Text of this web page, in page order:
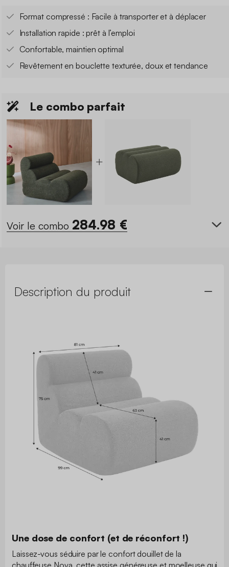
Format compressé : Facile à transporter et à déplacer
Installation rapide : prêt à l’emploi
Confortable, maintien optimal
Revêtement en bouclette texturée, doux et tendance
Le combo parfait
Voir le combo 284.98 €
Description du produit
Une dose de confort (et de réconfort !)
Laissez-vous séduire par le confort douillet de la